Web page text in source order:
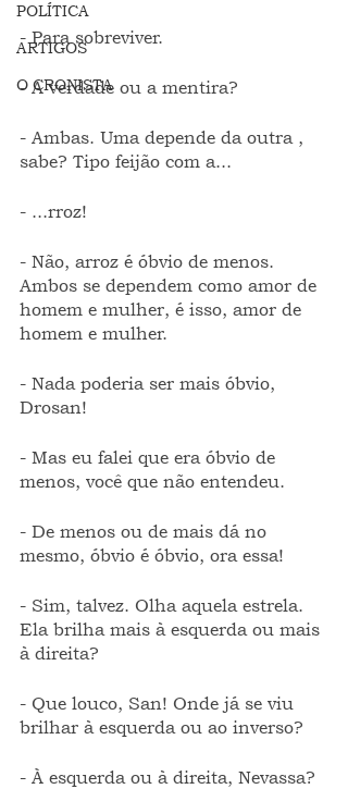
POLÍTICA
ARTIGOS
O CRONISTA
- Para sobreviver.
- A verdade ou a mentira?
- Ambas. Uma depende da outra ,
sabe? Tipo feijão com a...
- ...rroz!
- Não, arroz é óbvio de menos.
Ambos se dependem como amor de
homem e mulher, é isso, amor de
homem e mulher.
- Nada poderia ser mais óbvio,
Drosan!
- Mas eu falei que era óbvio de
menos, você que não entendeu.
- De menos ou de mais dá no
mesmo, óbvio é óbvio, ora essa!
- Sim, talvez. Olha aquela estrela.
Ela brilha mais à esquerda ou mais
à direita?
- Que louco, San! Onde já se viu
brilhar à esquerda ou ao inverso?
- À esquerda ou à direita, Nevassa?